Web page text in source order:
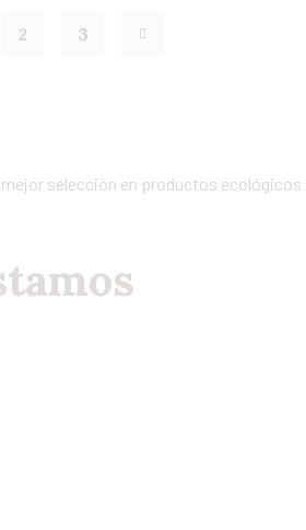
2 3
mejor selección en productos ecológicos